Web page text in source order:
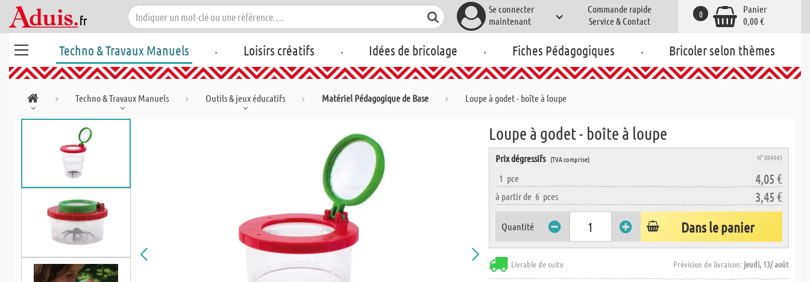
Se connecter
maintenant
Commande rapide
Service & Contact
Panier
0,00 €
0
Techno & Travaux Manuels . Loisirs créatifs . Idées de bricolage . Fiches Pédagogiques . Bricoler selon thèmes
Techno & Travaux Manuels Outils & jeux éducatifs Matériel Pédagogique de Base Loupe à godet - boîte à loupe
Loupe à godet - boîte à loupe
Prix dégressifs (TVA comprise) N° 804443
1 pce 4,05 €
à partir de 6 pces 3,45 €
Quantité Dans le panier
Livrable de suite Prévision de livraison: jeudi, 13/ août